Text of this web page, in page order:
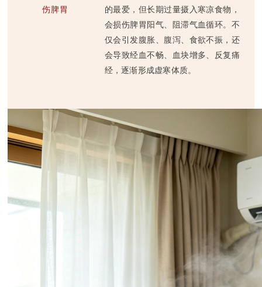
伤脾胃
的最爱，但长期过量摄入寒凉食物，
会损伤脾胃阳气、阻滞气血循环。不
仅会引发腹胀、腹泻、食欲不振，还
会导致经血不畅、血块增多、反复痛
经，逐渐形成虚寒体质。